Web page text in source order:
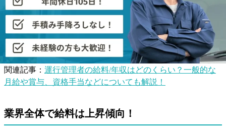
などです。最近ではこういった資格を重視する会社が増えて
きています。こういった資格を取得する事が自分の仕事の選
択肢を増やす事につながります。
運行管理者の給料が気になる方はこちらもご覧ください。
関連記事： 運行管理者の給料/年収はどのくらい？一般的な
月給や賞与、資格手当などについても解説！
業界全体で給料は上昇傾向！